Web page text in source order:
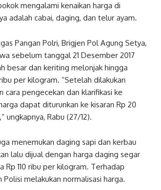
mengalami kenaikan harga di
adalah cabai, daging, dan telur ayam.
Pangan Polri, Brigjen Pol Agung Setya,
sebelum tanggal 21 Desember 2017
besar dan keriting melonjak hingga
per kilogram. “Setelah dilakukan
cara pengecekan dan klarifikasi ke
dapat diturunkan ke kisaran Rp 20
ungkapnya, Rabu (27/12).
menemukan daging sapi dan kerbau
lalu dijual dengan harga daging segar
Rp 110 ribu per kilogram. Terhadap
Polisi melakukan normalisasi harga.